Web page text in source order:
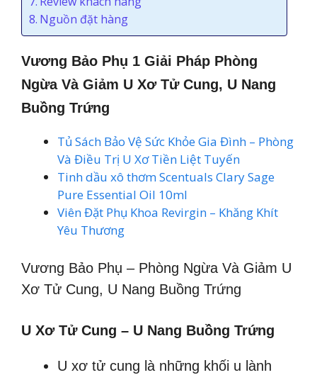
Nguồn đặt hàng
Vương Bảo Phụ 1 Giải Pháp Phòng
Ngừa Và Giảm U Xơ Tử Cung, U Nang
Buồng Trứng
Tủ Sách Bảo Vệ Sức Khỏe Gia Đình – Phòng
Và Điều Trị U Xơ Tiền Liệt Tuyến
Tinh dầu xô thơm Scentuals Clary Sage
Pure Essential Oil 10ml
Viên Đặt Phụ Khoa Revirgin – Khăng Khít
Yêu Thương
Vương Bảo Phụ – Phòng Ngừa Và Giảm U
Xơ Tử Cung, U Nang Buồng Trứng
U Xơ Tử Cung – U Nang Buồng Trứng
U xơ tử cung là những khối u lành